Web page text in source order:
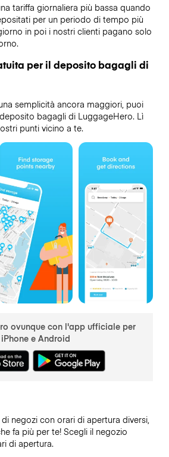
tariffa giornaliera più bassa quando
per un periodo di tempo più
in poi i nostri clienti pagano solo
per il deposito bagagli di
semplicità ancora maggiori, puoi
bagagli di LuggageHero. Lì
punti vicino a te.
ovunque con l'app ufficiale per
iPhone e Android
negozi con orari di apertura diversi,
fa più per te! Scegli il negozio
di apertura.